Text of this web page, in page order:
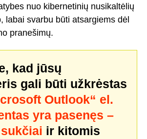
nuo kibernetinių nusikaltėlių
labai svarbu būti atsargiems dėl
pranešimų.
kad jūsų
gali būti užkrėstas
Outlook“ el.
yra pasenęs –
ir kitomis